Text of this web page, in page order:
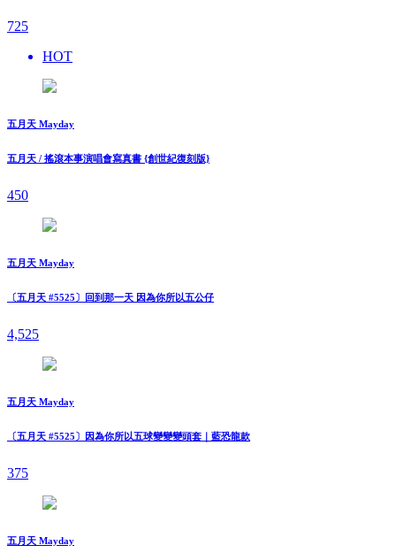
725
HOT
五月天 Mayday
五月天 / 搖滾本事演唱會寫真書 {創世紀復刻版}
450
五月天 Mayday
〔五月天 #5525〕回到那一天 因為你所以五公仔
4,525
五月天 Mayday
〔五月天 #5525〕因為你所以五球變變變頭套｜藍恐龍款
375
五月天 Mayday